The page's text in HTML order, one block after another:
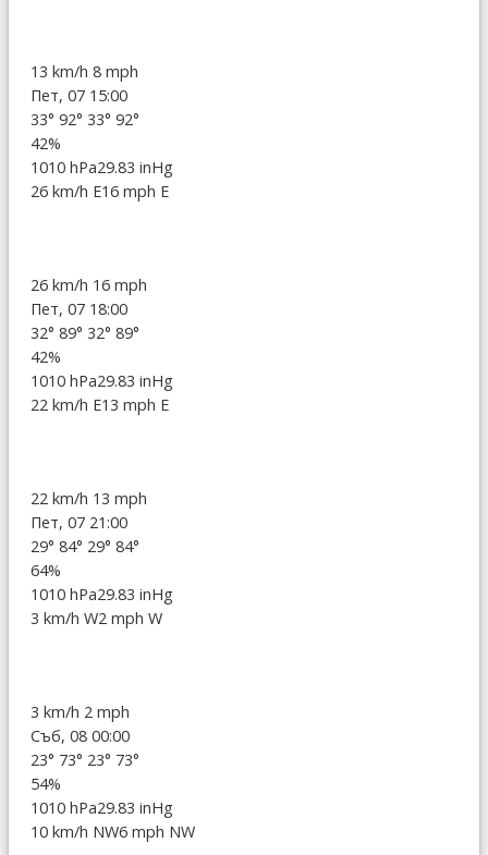
13 km/h 8 mph
Пет, 07 15:00
33° 92° 33° 92°
42%
1010 hPa29.83 inHg
26 km/h E16 mph E
26 km/h 16 mph
Пет, 07 18:00
32° 89° 32° 89°
42%
1010 hPa29.83 inHg
22 km/h E13 mph E
22 km/h 13 mph
Пет, 07 21:00
29° 84° 29° 84°
64%
1010 hPa29.83 inHg
3 km/h W2 mph W
3 km/h 2 mph
Съб, 08 00:00
23° 73° 23° 73°
54%
1010 hPa29.83 inHg
10 km/h NW6 mph NW